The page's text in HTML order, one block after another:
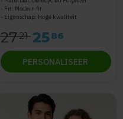
Fit: Modern fit
Eigenschap: Hoge kwaliteit
2721 2586
PERSONALISEER